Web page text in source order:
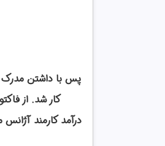
پس با داشتن مدرک
کار شد. از
درآمد کارمند